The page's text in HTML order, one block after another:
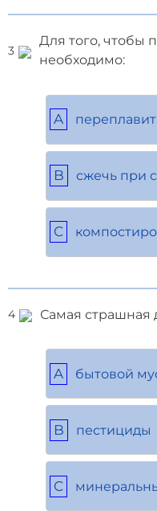
3
Для того, чтобы
необходимо:
A
B сжечь при
C
4 Самая страшная
A бытовой
B пестициды
C